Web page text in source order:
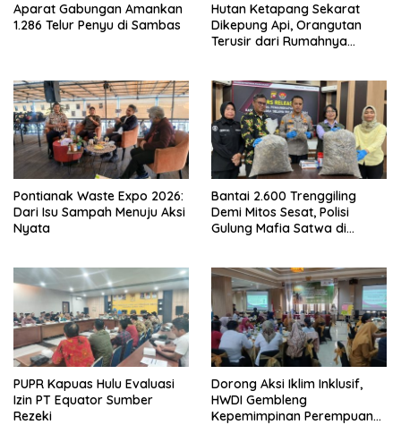
Aparat Gabungan Amankan
1.286 Telur Penyu di Sambas
Hutan Ketapang Sekarat
Dikepung Api, Orangutan
Terusir dari Rumahnya
Pontianak Waste Expo 2026:
Dari Isu Sampah Menuju Aksi
Nyata
Bantai 2.600 Trenggiling
Demi Mitos Sesat, Polisi
Gulung Mafia Satwa di
PUPR Kapuas Hulu Evaluasi
Izin PT Equator Sumber
Rezeki
Dorong Aksi Iklim Inklusif,
HWDI Gembleng
Kepemimpinan Perempuan